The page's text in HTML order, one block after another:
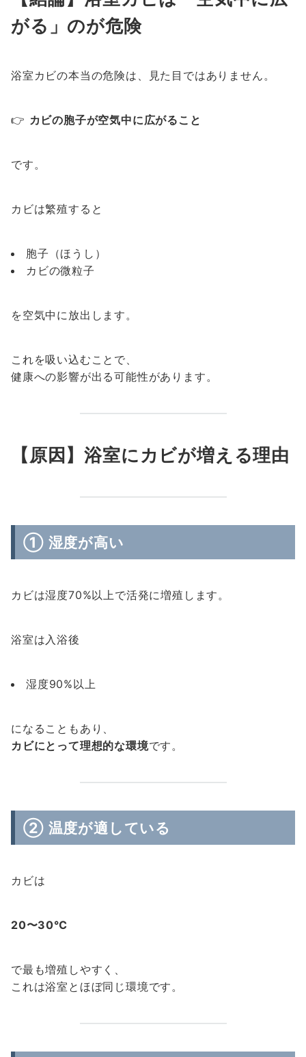
がる」のが危険
浴室カビの本当の危険は、見た目ではありません。
👉 カビの胞子が空気中に広がること
です。
カビは繁殖すると
胞子（ほうし）
カビの微粒子
を空気中に放出します。
これを吸い込むことで、
健康への影響が出る可能性があります。
【原因】浴室にカビが増える理由
① 湿度が高い
カビは湿度70%以上で活発に増殖します。
浴室は入浴後
湿度90%以上
になることもあり、
カビにとって理想的な環境です。
② 温度が適している
カビは
20〜30℃
で最も増殖しやすく、
これは浴室とほぼ同じ環境です。